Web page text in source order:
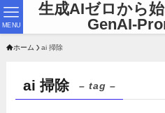
生成AIゼロから
GenAI-
MENU
ホーム ai 掃除
ai 掃除 – tag –